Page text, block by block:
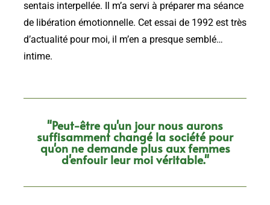
sentais interpellée. Il m’a servi à préparer ma séance
de libération émotionnelle. Cet essai de 1992 est très
d’actualité pour moi, il m’en a presque semblé…
intime.
"Peut-être qu'un jour nous aurons
suffisamment changé la société pour
qu'on ne demande plus aux femmes
d'enfouir leur moi véritable."